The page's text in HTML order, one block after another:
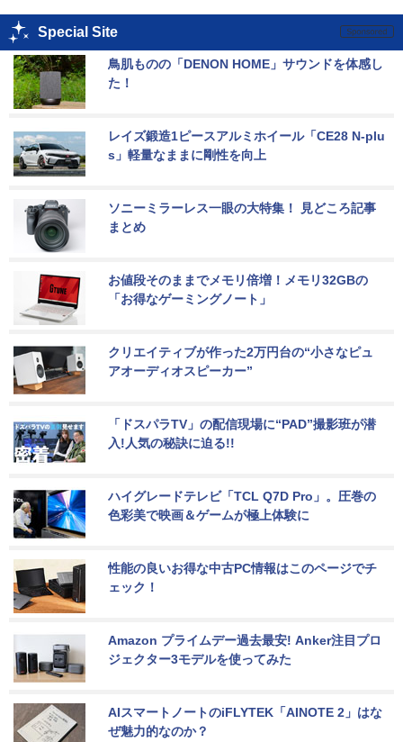
Special Site
鳥肌ものの「DENON HOME」サウンドを体感し
た！
レイズ鍛造1ピースアルミホイール「CE28 N-plu
s」軽量なままに剛性を向上
ソニーミラーレス一眼の大特集！ 見どころ記事
まとめ
お値段そのままでメモリ倍増！メモリ32GBの
「お得なゲーミングノート」
クリエイティブが作った2万円台の“小さなピュ
アオーディオスピーカー”
「ドスパラTV」の配信現場に“PAD”撮影班が潜
入!人気の秘訣に迫る!!
ハイグレードテレビ「TCL Q7D Pro」。圧巻の
色彩美で映画＆ゲームが極上体験に
性能の良いお得な中古PC情報はこのページでチ
ェック！
Amazon プライムデー過去最安! Anker注目プロ
ジェクター3モデルを使ってみた
AIスマートノートのiFLYTEK「AINOTE 2」はな
ぜ魅力的なのか？